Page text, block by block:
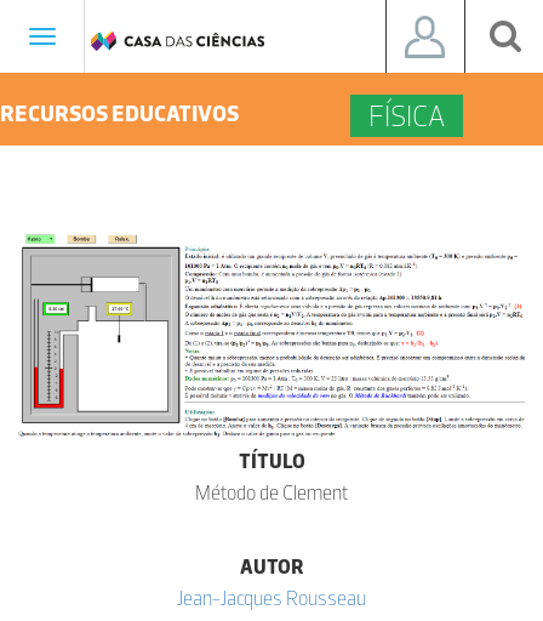
Toggle
RECURSOS EDUCATIVOS FÍSICA
TÍTULO
Método de Clement
AUTOR
Jean-Jacques Rousseau